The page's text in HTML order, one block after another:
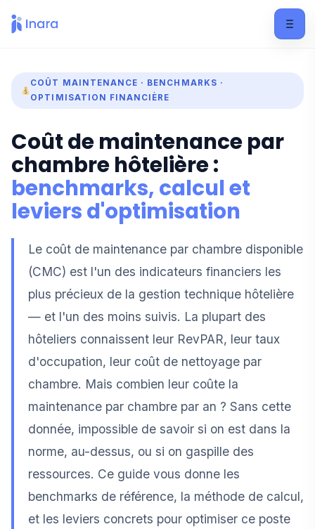
COÛT MAINTENANCE · BENCHMARKS ·
OPTIMISATION FINANCIÈRE
Coût de maintenance par
chambre hôtelière :
benchmarks, calcul et
leviers d'optimisation
Le coût de maintenance par chambre disponible
(CMC) est l'un des indicateurs financiers les
plus précieux de la gestion technique hôtelière
— et l'un des moins suivis. La plupart des
hôteliers connaissent leur RevPAR, leur taux
d'occupation, leur coût de nettoyage par
chambre. Mais combien leur coûte la
maintenance par chambre par an ? Sans cette
donnée, impossible de savoir si on est dans la
norme, au-dessus, ou si on gaspille des
ressources. Ce guide vous donne les
benchmarks de référence, la méthode de calcul,
et les leviers concrets pour optimiser ce poste